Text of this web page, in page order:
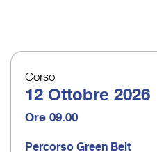
Corso
12 Ottobre 2026
Ore 09.00
Percorso Green Belt